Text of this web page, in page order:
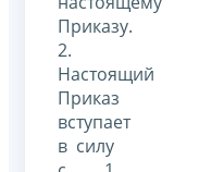
Приказу.
2.
Настоящий
Приказ
вступает
в силу